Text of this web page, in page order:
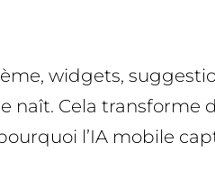
widgets,
Cela transforme
l’IA mobile